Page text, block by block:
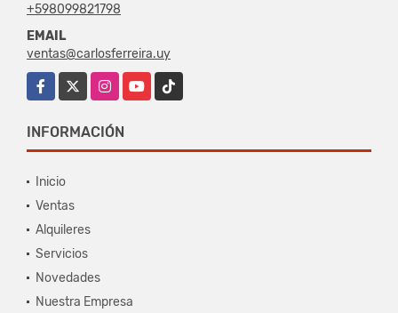
+598099821798
EMAIL
ventas@carlosferreira.uy
Facebook
InstagramYouTubeTikTok
INFORMACIÓN
Inicio
Ventas
Alquileres
Servicios
Novedades
Nuestra Empresa